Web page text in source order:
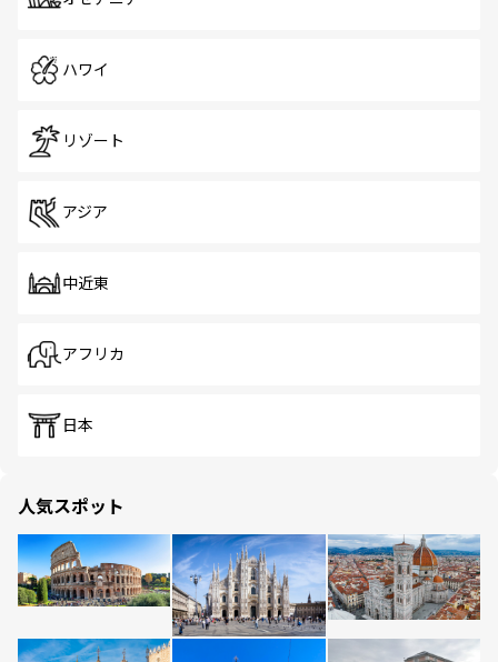
ハワイ
リゾート
アジア
中近東
アフリカ
日本
人気スポット